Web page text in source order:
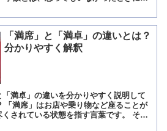
「満席」と「満卓」の違いとは？
分かりやすく解釈
満卓」の違いを分かりやすく説明して
「満席」はお店や乗り物など座ることが
されている状態を指す言葉です。 その